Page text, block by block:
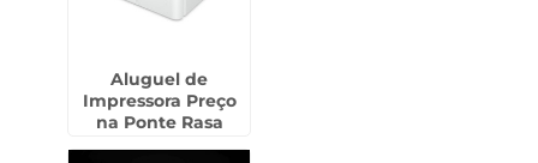
Aluguel de
Impressora Preço
na Ponte Rasa